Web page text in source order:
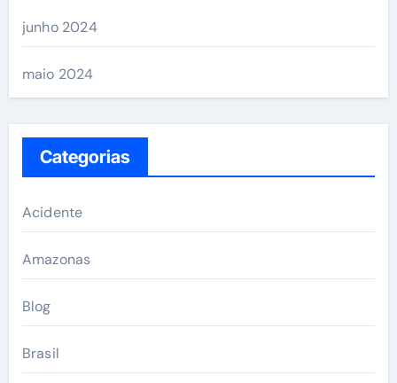
junho 2024
maio 2024
Categorias
Acidente
Amazonas
Blog
Brasil